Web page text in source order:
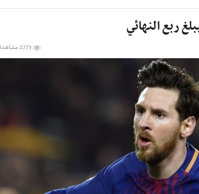
ربع النهائي
2775 مشاهدة